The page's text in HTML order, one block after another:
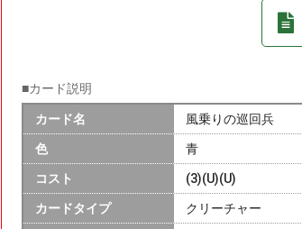
■カード説明
カード名 風乗りの巡回兵
色 青
コスト (3)(U)(U)
カードタイプ クリーチャー